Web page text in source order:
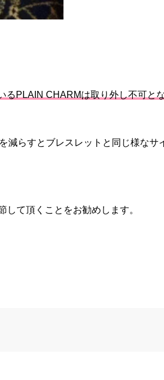
PLAIN CHARMは取り外し不可とな
らすとブレスレットと同じ様なサ
て頂くことをお勧めします。